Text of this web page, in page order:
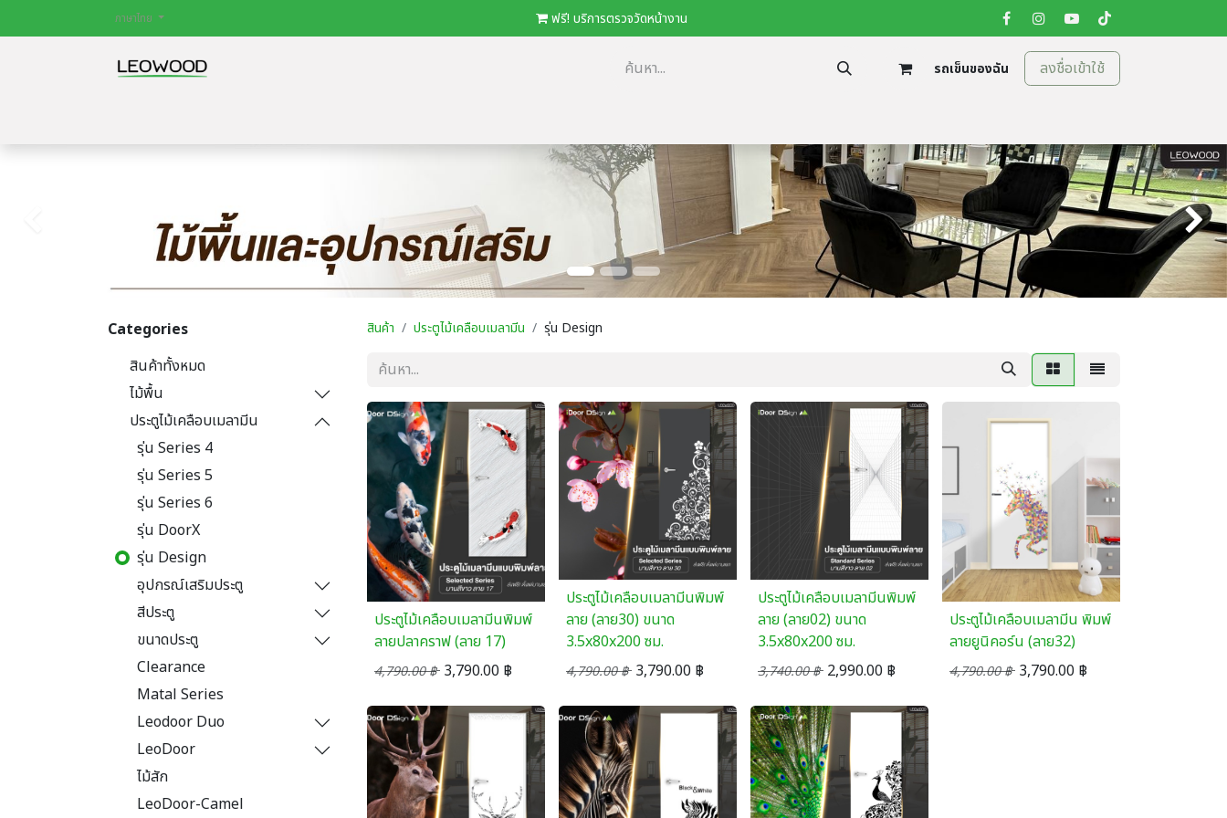
ภาษาไทย ฟรี! บริการตรวจวัดหน้างาน
รถเข็นของฉัน ลงชื่อเข้าใช้
Next
Categories
สินค้าทั้งหมด
ไม้พื้น
ประตูไม้เคลือบเมลามีน
รุ่น Series 4
รุ่น Series 5
รุ่น Series 6
รุ่น DoorX
รุ่น Design
อุปกรณ์เสริมประตู
สีประตู
ขนาดประตู
Clearance
Matal Series
Leodoor Duo
LeoDoor
ไม้สัก
LeoDoor-Camel
สินค้า ประตูไม้เคลือบเมลามีน รุ่น Design
ประตูไม้เคลือบเมลามีนพิมพ์
ลายปลาคราฟ (ลาย 17)
4,790.00฿ 3,790.00 ฿
ประตูไม้เคลือบเมลามีนพิมพ์
ลาย (ลาย30) ขนาด
3.5x80x200 ซม.
4,790.00฿ 3,790.00 ฿
ประตูไม้เคลือบเมลามีนพิมพ์
ลาย (ลาย02) ขนาด
3.5x80x200 ซม.
3,740.00฿ 2,990.00 ฿
ประตูไม้เคลือบเมลามีน พิมพ์
ลายยูนิคอร์น (ลาย32)
4,790.00฿ 3,790.00 ฿